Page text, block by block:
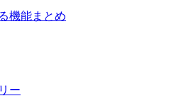
機能まとめ
ー